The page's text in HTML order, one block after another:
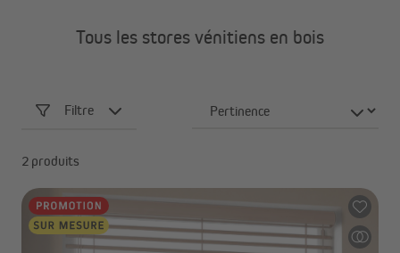
Tous les stores vénitiens en bois
Filtre
2 produits